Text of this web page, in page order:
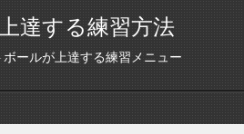
達する練習方法
ールが上達する練習メニュー